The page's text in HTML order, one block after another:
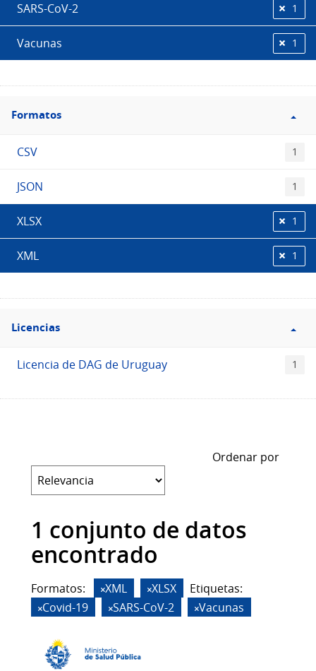
SARS-CoV-2 1
Vacunas 1
Filtro
Formatos
Formatos
CSV 1
JSON 1
XLSX 1
XML 1
Filtro
Licencias
Licencias
Licencia de DAG de Uruguay 1
Ordenar por
1 conjunto de datos
encontrado
Formatos: XML XLSX
Etiquetas:
Covid-19
SARS-CoV-2 Vacunas